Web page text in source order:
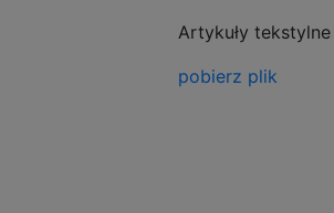
Artykuły tekstylne
pobierz plik